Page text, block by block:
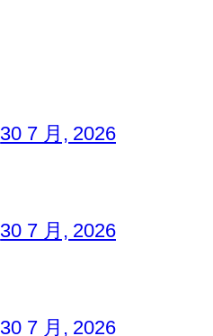
30 7 月, 2026
30 7 月, 2026
30 7 月, 2026